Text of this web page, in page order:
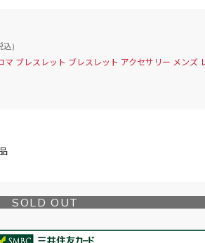
込)
マ ブレスレット ブレスレット アクセサリー メンズ
SOLD OUT